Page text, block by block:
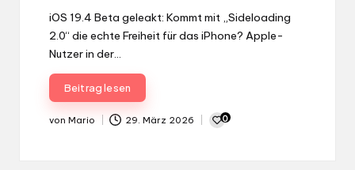
iOS 19.4 Beta geleakt: Kommt mit „Sideloading
2.0“ die echte Freiheit für das iPhone? Apple-
Nutzer in der…
Beitrag lesen
Gepostet
von Mario 29. März 2026 0